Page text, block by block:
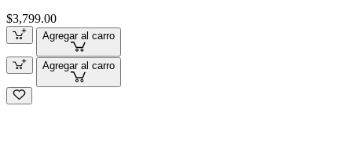
$3,799.00
Agregar al carro
Agregar al carro